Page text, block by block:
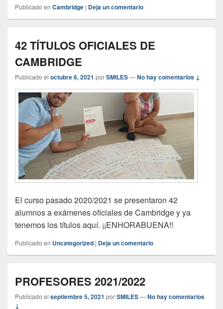
Publicado en Cambridge | Deja un comentario
42 TÍTULOS OFICIALES DE
CAMBRIDGE
Publicado el octubre 6, 2021 porSMILES—No hay comentarios ↓
El curso pasado 2020/2021 se presentaron 42
alumnos a exámenes oficiales de Cambridge y ya
tenemos los títulos aquí. ¡¡ENHORABUENA!!
Publicado en Uncategorized | Deja un comentario
PROFESORES 2021/2022
Publicado el septiembre 5, 2021 porSMILES—No hay comentarios
↓